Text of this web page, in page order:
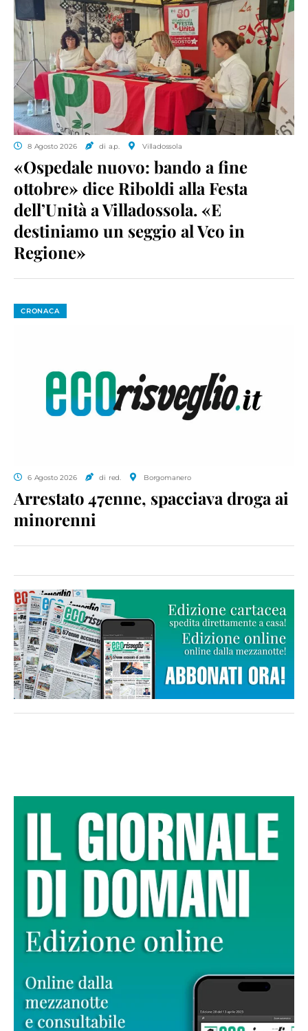
8 Agosto 2026 di a.p. Villadossola
«Ospedale nuovo: bando a fine
ottobre» dice Riboldi alla Festa
dell’Unità a Villadossola. «E
destiniamo un seggio al Vco in
Regione»
CRONACA
6 Agosto 2026 di red. Borgomanero
Arrestato 47enne, spacciava droga ai
minorenni